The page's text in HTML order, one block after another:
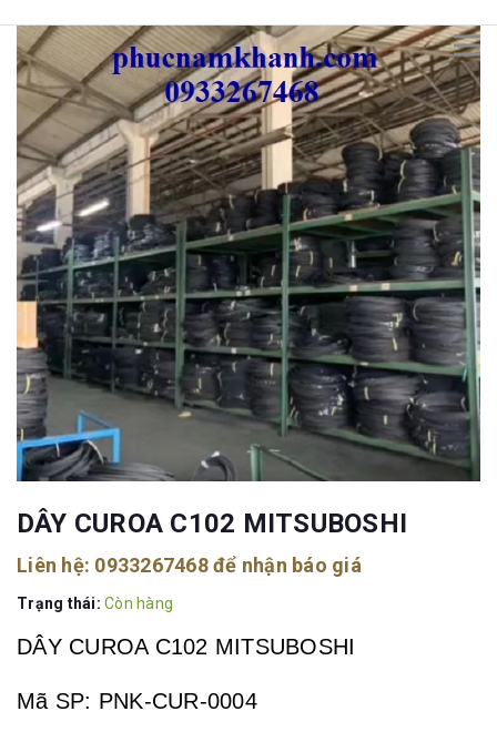
DÂY CUROA C102 MITSUBOSHI
Liên hệ: 0933267468để nhận báo giá
Trạng thái: Còn hàng
DÂY CUROA C102 MITSUBOSHI
Mã SP: PNK-CUR-0004